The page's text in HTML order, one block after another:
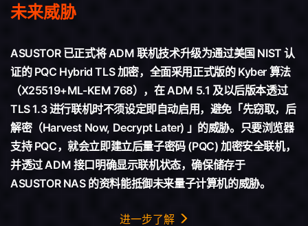
未来威胁
ASUSTOR 已正式将 ADM 联机技术升级为通过美国 NIST 认
证的 PQC Hybrid TLS 加密，全面采用正式版的 Kyber 算法
（X25519+ML-KEM 768），在 ADM 5.1 及以后版本透过
TLS 1.3 进行联机时不须设定即自动启用，避免「先窃取，后
解密（Harvest Now, Decrypt Later) 」的威胁。只要浏览器
支持 PQC，就会立即建立后量子密码 (PQC) 加密安全联机，
并透过 ADM 接口明确显示联机状态，确保储存于
ASUSTOR NAS 的资料能抵御未来量子计算机的威胁。
进一步了解